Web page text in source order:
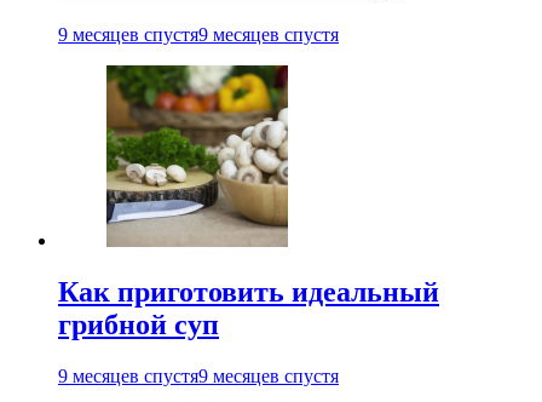
9 месяцев спустя9 месяцев спустя
Как приготовить идеальный
грибной суп
9 месяцев спустя9 месяцев спустя